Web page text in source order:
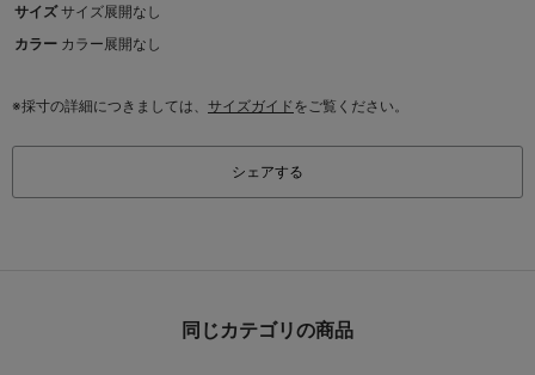
サイズ サイズ展開なし
カラー カラー展開なし
※採寸の詳細につきましては、 サイズガイドをご覧ください。
シェアする
同じカテゴリの商品